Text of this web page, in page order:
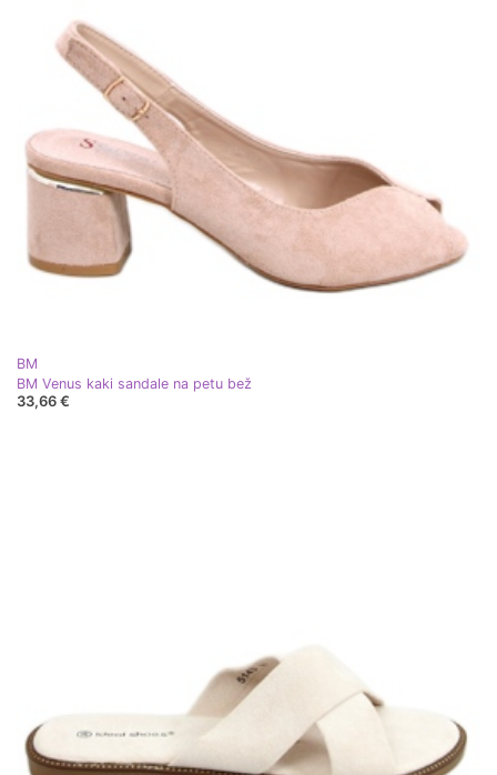
BM
BM Venus kaki sandale na petu bež
33,66 €